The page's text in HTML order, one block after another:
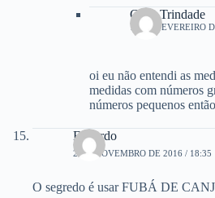
Cátia Trindade
16 DE FEVEREIRO
oi eu não entendi as
medidas com números
números pequenos
Eduardo
2 DE NOVEMBRO DE 2016 / 18:35
O segredo é usar FUBÁ DE